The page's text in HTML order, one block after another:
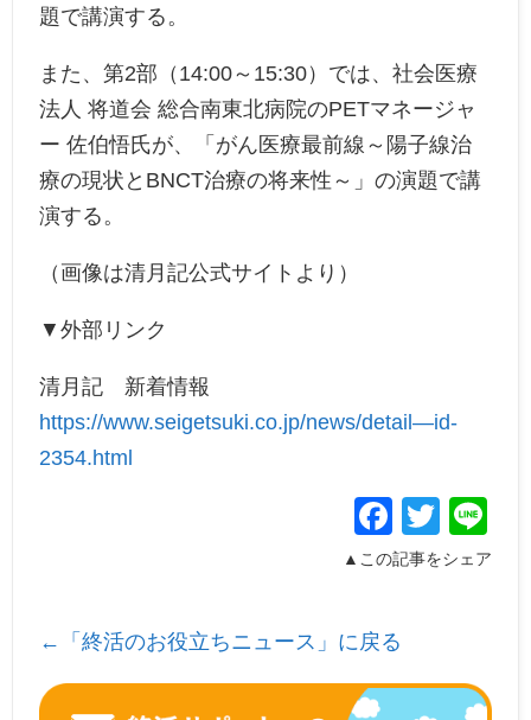
題で講演する。
また、第2部（14:00～15:30）では、社会医療
法人 将道会 総合南東北病院のPETマネージャ
ー 佐伯悟氏が、「がん医療最前線～陽子線治
療の現状とBNCT治療の将来性～」の演題で講
演する。
（画像は清月記公式サイトより）
▼外部リンク
清月記 新着情報
https://www.seigetsuki.co.jp/news/detail—id-
2354.html
▲この記事をシェア
←「終活のお役立ちニュース」に戻る